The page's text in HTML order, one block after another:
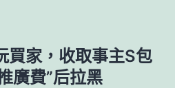
買家，收取事主S包
廣費”后拉黑